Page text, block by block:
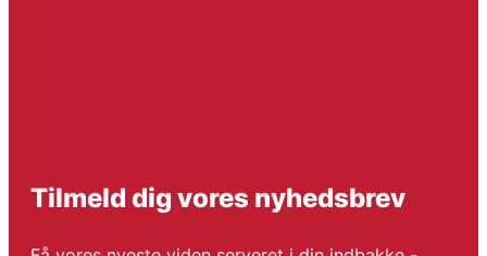
Tilmeld dig vores nyhedsbrev